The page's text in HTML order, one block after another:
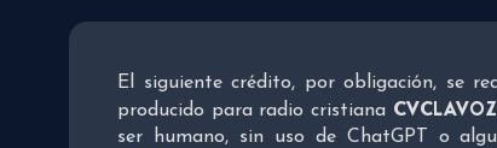
El siguiente crédito, por obligación, se
producido para radio cristiana CVCLAVOZ
ser humano, sin uso de ChatGPT o